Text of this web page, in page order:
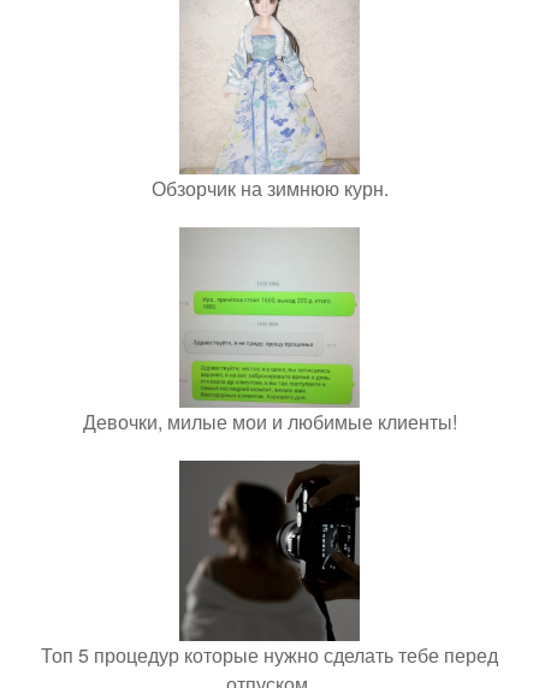
Обзорчик на зимнюю курн.
Девочки, милые мои и любимые клиенты!
Топ 5 процедур которые нужно сделать тебе перед